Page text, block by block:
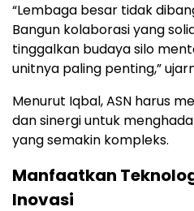
“Lembaga besar tidak
Bangun kolaborasi yang
tinggalkan budaya silo
unitnya paling penting,”
Menurut Iqbal, ASN harus
dan sinergi untuk
yang semakin kompleks.
Manfaatkan
Inovasi